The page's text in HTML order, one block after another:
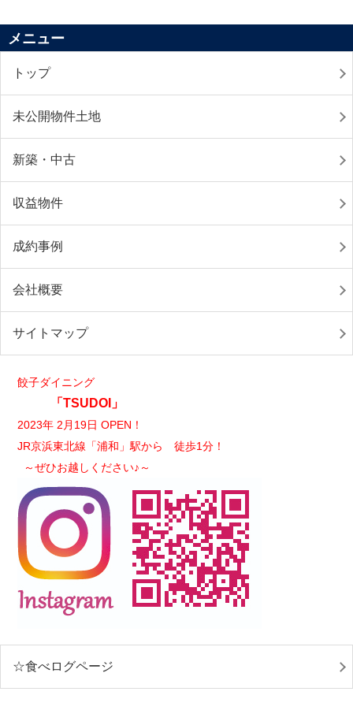
メニュー
トップ
未公開物件土地
新築・中古
収益物件
成約事例
会社概要
サイトマップ
餃子ダイニング
「TSUDOI」
2023年 2月19日 OPEN！
JR京浜東北線「浦和」駅から 徒歩1分！
～ぜひお越しください♪～
☆食べログページ